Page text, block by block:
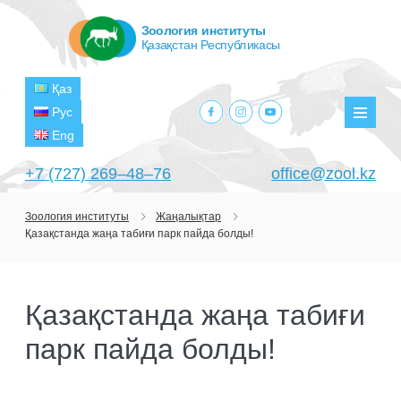
+7 (727) 269‒48‒76 office@zool.kz
Қаз
Рус
Eng
facebook.com
instagram.com
youtube.com
Зоология институты
Қазақстан Республикасы
БАСТЫ
МАҚСАТТАРЫ МЕН МІНДЕТТЕРІ
БАСШЫЛЫҚ
БӨЛІМШЕЛЕР
ЗЕРТХАНАЛАР
ЖОБАЛАР
Зоология институты
Жаңалықтар
Қазақстанда жаңа табиғи парк пайда болды!
Қазақстанда жаңа табиғи
парк пайда болды!